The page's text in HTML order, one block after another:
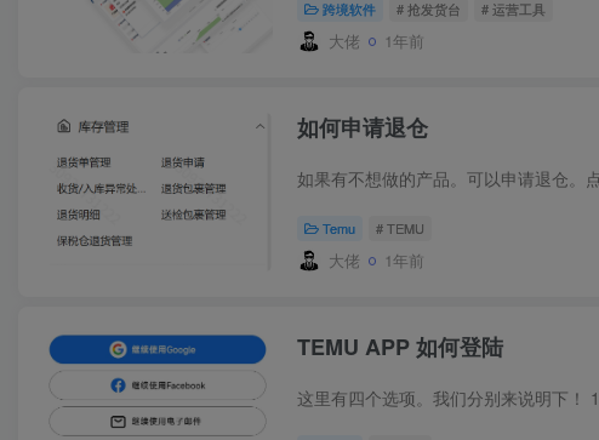
跨境软件 # 抢发货台 # 运营工具
大佬 1年前
如何申请退仓
Temu # TEMU
大佬 1年前
TEMU APP 如何登陆